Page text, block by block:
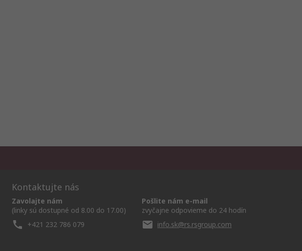
Kontaktujte nás
Zavolajte nám
(linky sú dostupné od 8.00 do 17.00)
+421 232 786 079
Pošlite nám e-mail
zvyčajne odpovieme do 24 hodín
info.sk@rs.rsgroup.com